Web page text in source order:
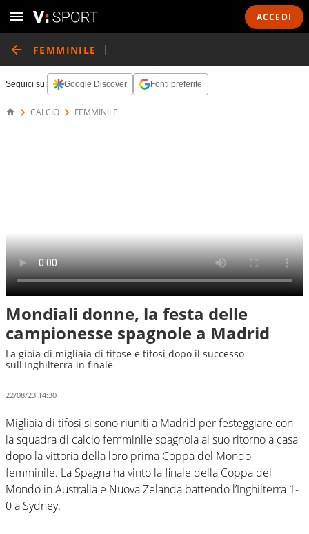
ACCEDI
FEMMINILE
Seguici su: Google Discover Fonti preferite
CALCIO FEMMINILE
Mondiali donne, la festa delle
campionesse spagnole a Madrid
La gioia di migliaia di tifose e tifosi dopo il successo
sull'Inghilterra in finale
22/08/23 14:30
Migliaia di tifosi si sono riuniti a Madrid per festeggiare con
la squadra di calcio femminile spagnola al suo ritorno a casa
dopo la vittoria della loro prima Coppa del Mondo
femminile. La Spagna ha vinto la finale della Coppa del
Mondo in Australia e Nuova Zelanda battendo l’Inghilterra 1-
0 a Sydney.